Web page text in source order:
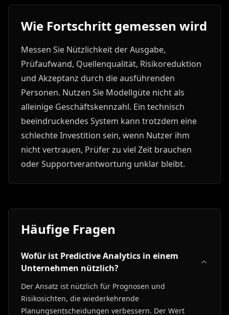
Wie Fortschritt gemessen wird
Messen Sie Nützlichkeit der Ausgabe,
Prüfaufwand, Quellenqualität, Risikoreduktion
und Akzeptanz durch die ausführenden
Personen. Nutzen Sie Modellgüte nicht als
alleinige Geschäftskennzahl. Ein technisch
beeindruckendes System kann trotzdem eine
schlechte Investition sein, wenn Nutzer ihm
nicht vertrauen, Prüfer zu viel Zeit brauchen
oder Supportverantwortung unklar bleibt.
Häufige Fragen
Wofür ist Predictive Analytics in einem
Unternehmen nützlich?
Der Ansatz ist nützlich für Prognosen und
Risikosichten, die wiederkehrende
Planungsentscheidungen verbessern. Der Wert